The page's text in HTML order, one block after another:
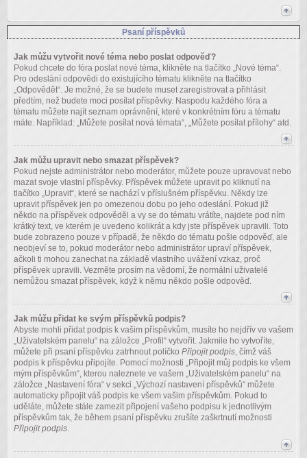
Psaní příspěvků
Jak můžu vytvořit nové téma nebo poslat odpověď?
Pokud chcete do fóra poslat nové téma, klikněte na tlačítko „Nové téma“.
Pro odeslání odpovědi do existujícího tématu klikněte na tlačítko
„Odpovědět“. Je možné, že se budete muset zaregistrovat a přihlásit
předtím, než budete moci posílat příspěvky. Naspodu každého fóra a
tématu můžete najít seznam oprávnění, které v konkrétním fóru a tématu
máte. Například: „Můžete posílat nová témata“, „Můžete posílat přílohy“ atd.
Jak můžu upravit nebo smazat příspěvek?
Pokud nejste administrátor nebo moderátor, můžete pouze upravovat nebo
mazat svoje vlastní příspěvky. Příspěvek můžete upravit po kliknutí na
tlačítko „Upravit“, které se nachází v příslušném příspěvku. Někdy lze
upravit příspěvek jen po omezenou dobu po jeho odeslání. Pokud již
někdo na příspěvek odpověděl a vy se do tématu vrátíte, najdete pod ním
krátký text, ve kterém je uvedeno kolikrát a kdy jste příspěvek upravili. Toto
bude zobrazeno pouze v případě, že někdo do tématu pošle odpověď, ale
neobjeví se to, pokud moderátor nebo administrátor upraví příspěvek,
ačkoli ti mohou zanechat na základě vlastního uvážení vzkaz, proč
příspěvek upravili. Vezměte prosím na vědomí, že normální uživatelé
nemůžou smazat příspěvek, když k němu někdo pošle odpověď.
Jak můžu přidat ke svým příspěvků podpis?
Abyste mohli přidat podpis k vašim příspěvkům, musíte ho nejdřív ve vašem
„Uživatelském panelu“ na záložce „Profil“ vytvořit. Jakmile ho vytvoříte,
můžete při psaní příspěvku zatrhnout políčko Připojit podpis, čímž váš
podpis k příspěvku připojíte. Pomocí možnosti „Připojit můj podpis ke všem
mým příspěvkům“, kterou naleznete ve vašem „Uživatelském panelu“ na
záložce „Nastavení fóra“ v sekci „Výchozí nastavení příspěvků“ můžete
automaticky připojit váš podpis ke všem vašim příspěvkům. Pokud to
uděláte, můžete stále zamezit připojení vašeho podpisu k jednotlivým
příspěvkům tak, že během psaní příspěvku zrušíte zaškrtnutí možnosti
Připojit podpis.